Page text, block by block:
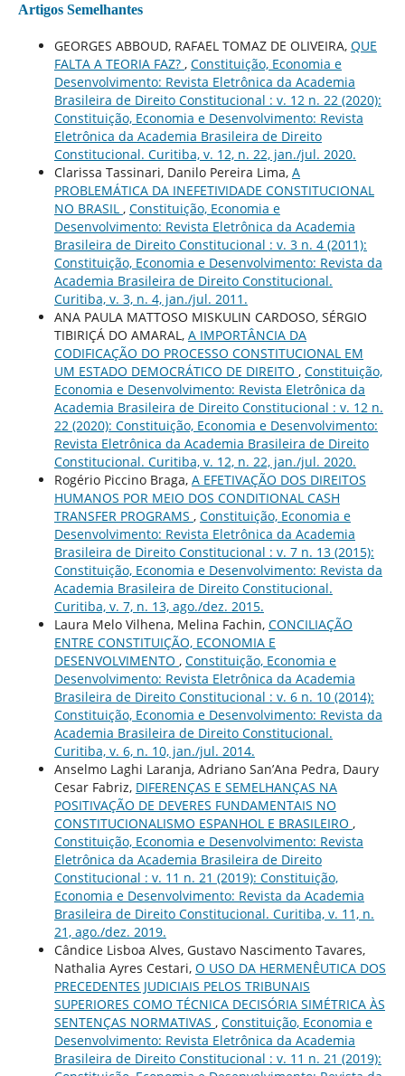
Artigos Semelhantes
GEORGES ABBOUD, RAFAEL TOMAZ DE OLIVEIRA, QUE
FALTA A TEORIA FAZ? , Constituição, Economia e
Desenvolvimento: Revista Eletrônica da Academia
Brasileira de Direito Constitucional : v. 12 n. 22 (2020):
Constituição, Economia e Desenvolvimento: Revista
Eletrônica da Academia Brasileira de Direito
Constitucional. Curitiba, v. 12, n. 22, jan./jul. 2020.
Clarissa Tassinari, Danilo Pereira Lima, A
PROBLEMÁTICA DA INEFETIVIDADE CONSTITUCIONAL
NO BRASIL , Constituição, Economia e
Desenvolvimento: Revista Eletrônica da Academia
Brasileira de Direito Constitucional : v. 3 n. 4 (2011):
Constituição, Economia e Desenvolvimento: Revista da
Academia Brasileira de Direito Constitucional.
Curitiba, v. 3, n. 4, jan./jul. 2011.
ANA PAULA MATTOSO MISKULIN CARDOSO, SÉRGIO
TIBIRIÇÁ DO AMARAL, A IMPORTÂNCIA DA
CODIFICAÇÃO DO PROCESSO CONSTITUCIONAL EM
UM ESTADO DEMOCRÁTICO DE DIREITO , Constituição,
Economia e Desenvolvimento: Revista Eletrônica da
Academia Brasileira de Direito Constitucional : v. 12 n.
22 (2020): Constituição, Economia e Desenvolvimento:
Revista Eletrônica da Academia Brasileira de Direito
Constitucional. Curitiba, v. 12, n. 22, jan./jul. 2020.
Rogério Piccino Braga, A EFETIVAÇÃO DOS DIREITOS
HUMANOS POR MEIO DOS CONDITIONAL CASH
TRANSFER PROGRAMS , Constituição, Economia e
Desenvolvimento: Revista Eletrônica da Academia
Brasileira de Direito Constitucional : v. 7 n. 13 (2015):
Constituição, Economia e Desenvolvimento: Revista da
Academia Brasileira de Direito Constitucional.
Curitiba, v. 7, n. 13, ago./dez. 2015.
Laura Melo Vilhena, Melina Fachin, CONCILIAÇÃO
ENTRE CONSTITUIÇÃO, ECONOMIA E
DESENVOLVIMENTO , Constituição, Economia e
Desenvolvimento: Revista Eletrônica da Academia
Brasileira de Direito Constitucional : v. 6 n. 10 (2014):
Constituição, Economia e Desenvolvimento: Revista da
Academia Brasileira de Direito Constitucional.
Curitiba, v. 6, n. 10, jan./jul. 2014.
Anselmo Laghi Laranja, Adriano San’Ana Pedra, Daury
Cesar Fabriz, DIFERENÇAS E SEMELHANÇAS NA
POSITIVAÇÃO DE DEVERES FUNDAMENTAIS NO
CONSTITUCIONALISMO ESPANHOL E BRASILEIRO ,
Constituição, Economia e Desenvolvimento: Revista
Eletrônica da Academia Brasileira de Direito
Constitucional : v. 11 n. 21 (2019): Constituição,
Economia e Desenvolvimento: Revista da Academia
Brasileira de Direito Constitucional. Curitiba, v. 11, n.
21, ago./dez. 2019.
Cândice Lisboa Alves, Gustavo Nascimento Tavares,
Nathalia Ayres Cestari, O USO DA HERMENÊUTICA DOS
PRECEDENTES JUDICIAIS PELOS TRIBUNAIS
SUPERIORES COMO TÉCNICA DECISÓRIA SIMÉTRICA ÀS
SENTENÇAS NORMATIVAS , Constituição, Economia e
Desenvolvimento: Revista Eletrônica da Academia
Brasileira de Direito Constitucional : v. 11 n. 21 (2019):